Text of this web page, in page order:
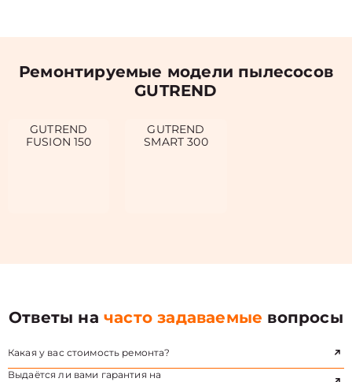
Ремонтируемые модели пылесосов
GUTREND
GUTREND
FUSION 150
GUTREND
SMART 300
Ответы начасто задаваемые вопросы
Какая у вас стоимость ремонта?
Выдаётся ли вами гарантия на